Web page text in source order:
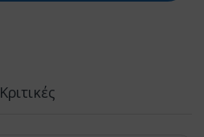
Κριτικές